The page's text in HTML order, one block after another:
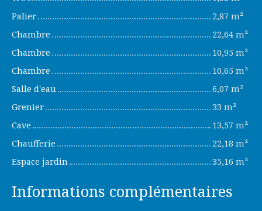
Palier
2,87 m²
Chambre
22,64 m²
Chambre
10,95 m²
Chambre
10,65 m²
Salle d'eau
6,07 m²
Grenier
33 m²
Cave
13,57 m²
Chaufferie
22,18 m²
Espace jardin
35,16 m²
Informations complémentaires